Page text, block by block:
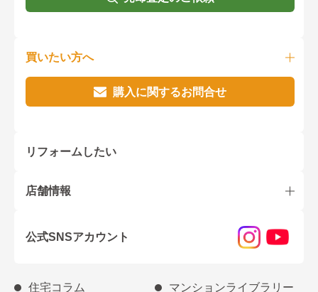
買いたい方へ
購入に関するお問合せ
リフォームしたい
店舗情報
公式SNSアカウント
住宅コラム マンションライブラリー